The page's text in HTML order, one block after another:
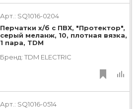
Арт.: SQ1016-0204
Перчатки х/б с ПВХ, "Протектор",
серый меланж, 10, плотная вязка,
1 пара, TDM
Бренд: TDM ЕLECTRIC
Арт.: SQ1016-0514